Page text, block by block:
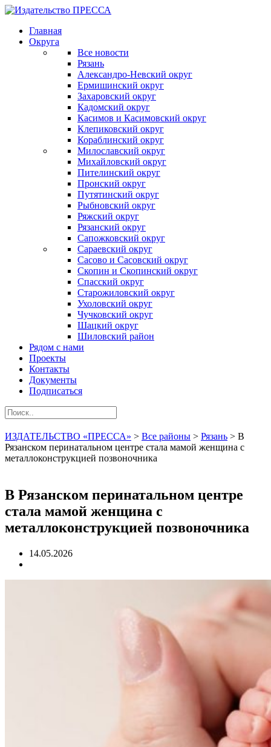
Главная
Округа
Все новости
Рязань
Александро-Невский округ
Ермишинский округ
Захаровский округ
Кадомский округ
Касимов и Касимовский округ
Клепиковский округ
Кораблинский округ
Милославский округ
Михайловский округ
Пителинский округ
Пронский округ
Путятинский округ
Рыбновский округ
Ряжский округ
Рязанский округ
Сапожковский округ
Сараевский округ
Сасово и Сасовский округ
Скопин и Скопинский округ
Спасский округ
Старожиловский округ
Ухоловский округ
Чучковский округ
Шацкий округ
Шиловский район
Рядом с нами
Проекты
Контакты
Документы
Подписаться
ИЗДАТЕЛЬСТВО «ПРЕССА» > Все районы > Рязань > В
Рязанском перинатальном центре стала мамой женщина с
металлоконструкцией позвоночника
В Рязанском перинатальном центре
стала мамой женщина с
металлоконструкцией позвоночника
14.05.2026